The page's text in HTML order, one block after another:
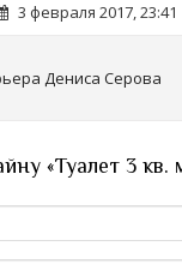
3 февраля 2017, 23:41
Дениса Серова
«Туалет 3 кв.